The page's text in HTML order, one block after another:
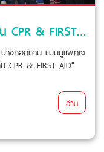
กิจกรรม "อบรมการปฐมเบื้องต้น CPR & FIRST AID"
างกอกแคน แมนนูแฟคเจ
& FIRST AID"
อ่าน